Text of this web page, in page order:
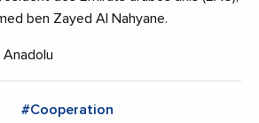
ben Zayed Al Nahyane.
#Cooperation